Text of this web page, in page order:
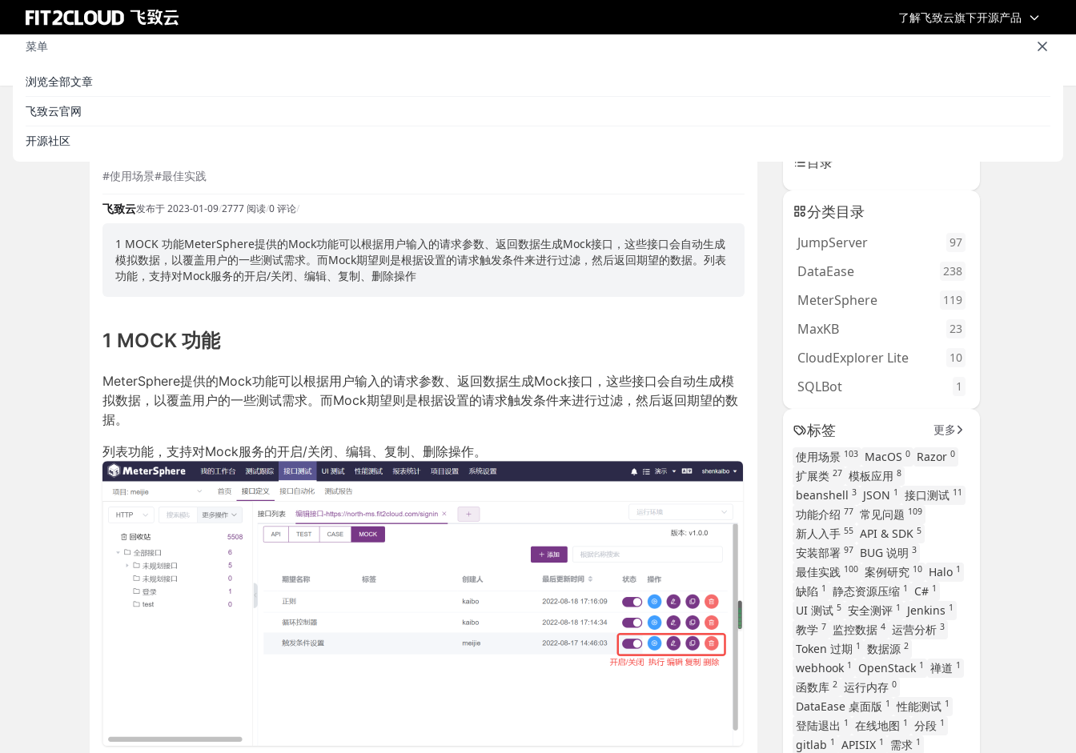
了解飞致云旗下开源产品
菜单
浏览全部文章
飞致云官网
开源社区
#使用场景#最佳实践
飞致云发布于 2023-01-09/2777 阅读/0 评论/
1 MOCK 功能MeterSphere提供的Mock功能可以根据用户输入的请求参数、返回数据生成Mock接口，这些接口会自动生成
模拟数据，以覆盖用户的一些测试需求。而Mock期望则是根据设置的请求触发条件来进行过滤，然后返回期望的数据。列表
功能，支持对Mock服务的开启/关闭、编辑、复制、删除操作
1 MOCK 功能
MeterSphere提供的Mock功能可以根据用户输入的请求参数、返回数据生成Mock接口，这些接口会自动生成模
拟数据，以覆盖用户的一些测试需求。而Mock期望则是根据设置的请求触发条件来进行过滤，然后返回期望的数
据。
列表功能，支持对Mock服务的开启/关闭、编辑、复制、删除操作。
目录
分类目录
JumpServer 97
DataEase 238
MeterSphere 119
MaxKB 23
CloudExplorer Lite 10
SQLBot 1
标签
更多
使用场景 103 MacOS 0 Razor 0
扩展类 27 模板应用 8
beanshell 3 JSON 1 接口测试 11
功能介绍 77 常见问题 109
新人入手 55 API & SDK 5
安装部署 97 BUG 说明 3
最佳实践 100 案例研究 10 Halo 1
缺陷 1 静态资源压缩 1 C# 1
UI 测试 5 安全测评 1 Jenkins 1
教学 7 监控数据 4 运营分析 3
Token 过期 1 数据源 2
webhook 1 OpenStack 1 禅道 1
函数库 2 运行内存 0
DataEase 桌面版 1 性能测试 1
登陆退出 1 在线地图 1 分段 1
gitlab 1 APISIX 1 需求 1